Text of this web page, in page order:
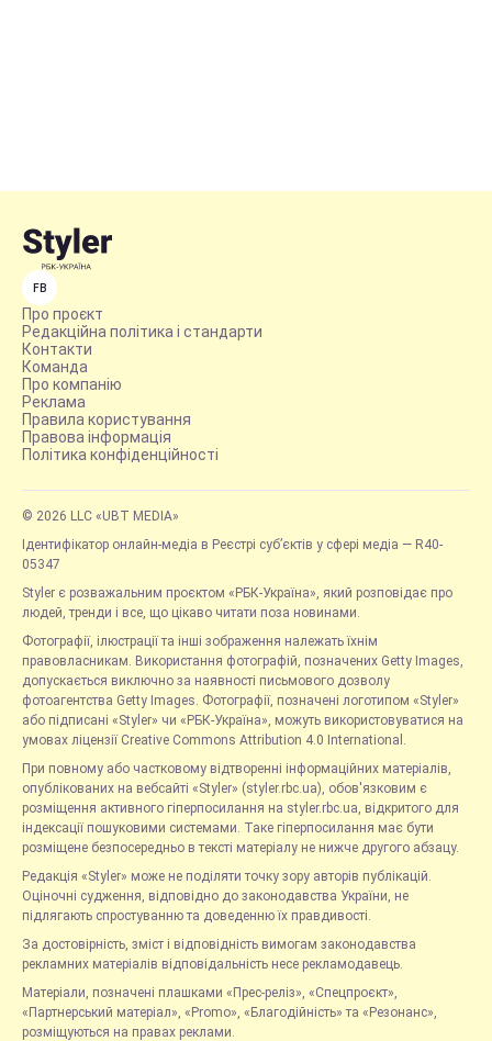
FB
Про проєкт
Редакційна політика і стандарти
Контакти
Команда
Про компанію
Реклама
Правила користування
Правова інформація
Політика конфіденційності
© 2026 LLC «UBT MEDIA»
Ідентифікатор онлайн-медіа в Реєстрі суб’єктів у сфері медіа — R40-
05347
Styler є розважальним проєктом «РБК-Україна», який розповідає про
людей, тренди і все, що цікаво читати поза новинами.
Фотографії, ілюстрації та інші зображення належать їхнім
правовласникам. Використання фотографій, позначених Getty Images,
допускається виключно за наявності письмового дозволу
фотоагентства Getty Images. Фотографії, позначені логотипом «Styler»
або підписані «Styler» чи «РБК-Україна», можуть використовуватися на
умовах ліцензії Creative Commons Attribution 4.0 International.
При повному або частковому відтворенні інформаційних матеріалів,
опублікованих на вебсайті «Styler» (styler.rbc.ua), обов'язковим є
розміщення активного гіперпосилання на styler.rbc.ua, відкритого для
індексації пошуковими системами. Таке гіперпосилання має бути
розміщене безпосередньо в тексті матеріалу не нижче другого абзацу.
Редакція «Styler» може не поділяти точку зору авторів публікацій.
Оціночні судження, відповідно до законодавства України, не
підлягають спростуванню та доведенню їх правдивості.
За достовірність, зміст і відповідність вимогам законодавства
рекламних матеріалів відповідальність несе рекламодавець.
Матеріали, позначені плашками «Прес-реліз», «Спецпроєкт»,
«Партнерський матеріал», «Promo», «Благодійність» та «Резонанс»,
розміщуються на правах реклами.